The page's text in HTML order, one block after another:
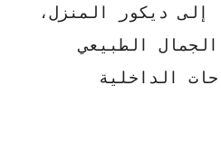
إلى ديكور المنزل،
الطبيعي
الداخلية